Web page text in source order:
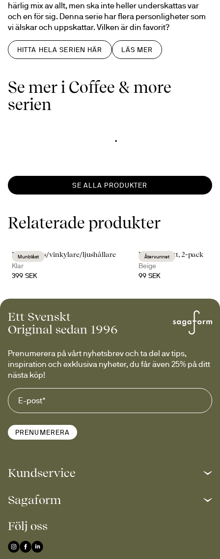
härlig mix av allt, men ska inte heller underskattas var
och en för sig. Denna serie har flera personligheter som
vi älskar och uppskattar. Vilken är din favorit?
HITTA HELA SERIEN HÄR LÄS MER
Se mer i Coffee & more
serien
SE ALLA PRODUKTER
Relaterade produkter
Munblåst
Blanka vas/vinkylare/ljushållare
Klar
399 SEK
Återvunnet
Edith servett, 2-pack
Beige
99 SEK
Ett Svenskt
Original sedan 1996
Prenumerera på vårt nyhetsbrev och ta del av tips,
inspiration och exklusiva nyheter, du får även 25% på ditt
nästa köp!
PRENUMERERA
Kundservice
Sagaform
Följ oss